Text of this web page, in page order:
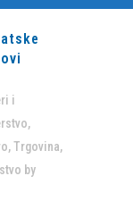
i
,
,Trgovina,
by